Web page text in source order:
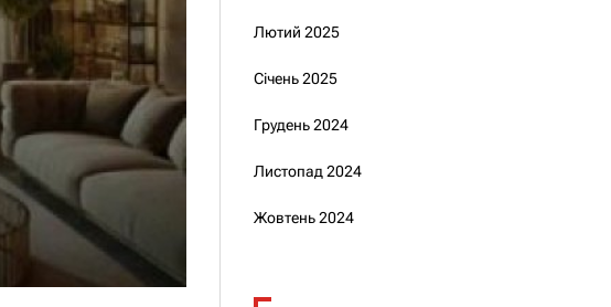
Лютий 2025
Січень 2025
Грудень 2024
Листопад 2024
Жовтень 2024